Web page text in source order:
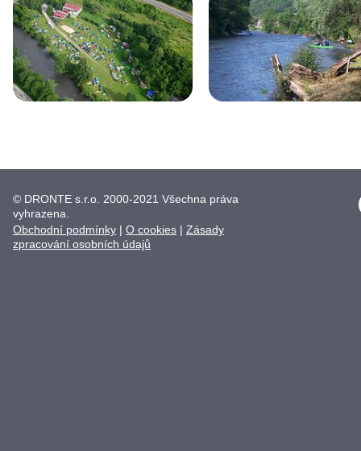
© DRONTE s.r.o. 2000-2021 Všechna práva
vyhrazena.
Obchodní podmínky | O cookies | Zásady
zpracování osobních údajů